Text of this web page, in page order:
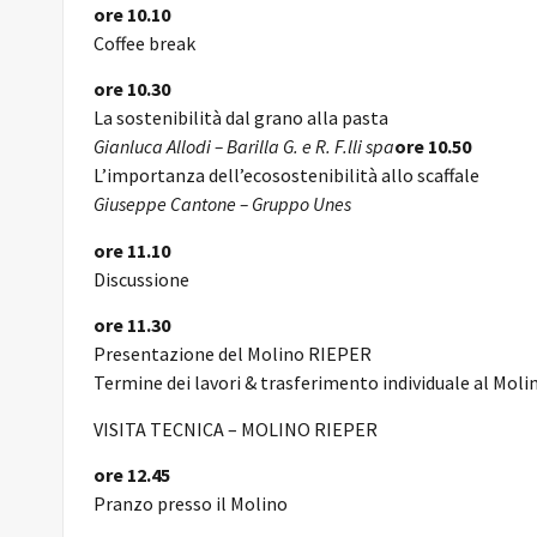
ore 10.10
Coffee break
ore 10.30
La sostenibilità dal grano alla pasta
Gianluca Allodi – Barilla G. e R. F.lli spaore 10.50
L’importanza dell’ecosostenibilità allo scaffale
Giuseppe Cantone – Gruppo Unes
ore 11.10
Discussione
ore 11.30
Presentazione del Molino RIEPER
Termine dei lavori & trasferimento individuale al
VISITA TECNICA – MOLINO RIEPER
ore 12.45
Pranzo presso il Molino